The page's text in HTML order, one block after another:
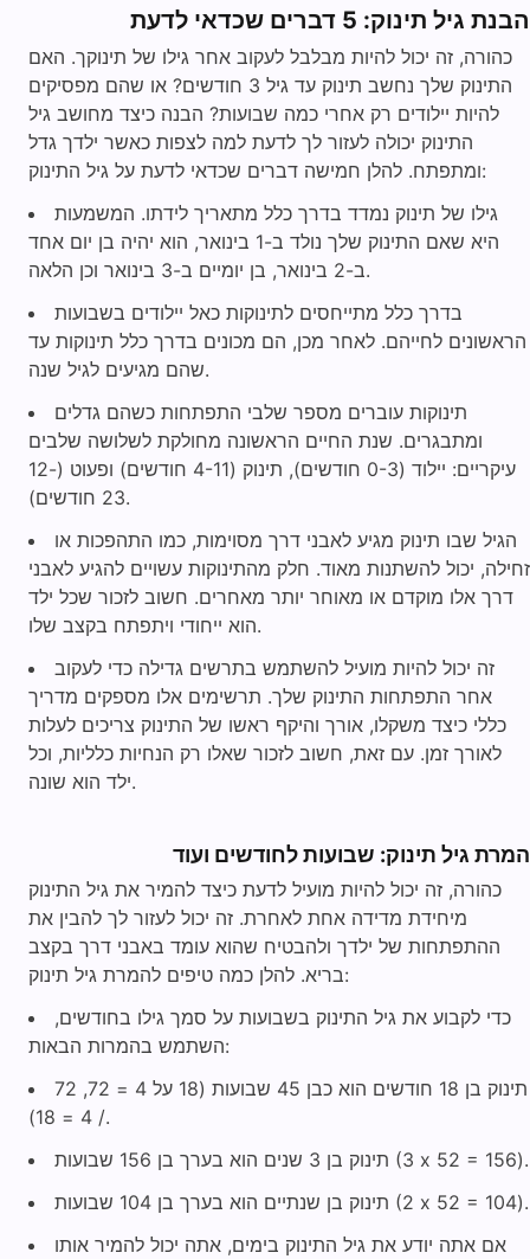
הבנת גיל תינוק: 5 דברים שכדאי לדעת
כהורה, זה יכול להיות מבלבל לעקוב אחר גילו של תינוקך. האם
התינוק שלך נחשב תינוק עד גיל 3 חודשים? או שהם מפסיקים
להיות יילודים רק אחרי כמה שבועות? הבנה כיצד מחושב גיל
התינוק יכולה לעזור לך לדעת למה לצפות כאשר ילדך גדל
ומתפתח. להלן חמישה דברים שכדאי לדעת על גיל התינוק:
גילו של תינוק נמדד בדרך כלל מתאריך לידתו. המשמעות
היא שאם התינוק שלך נולד ב-1 בינואר, הוא יהיה בן יום אחד
ב-2 בינואר, בן יומיים ב-3 בינואר וכן הלאה.
בדרך כלל מתייחסים לתינוקות כאל יילודים בשבועות
הראשונים לחייהם. לאחר מכן, הם מכונים בדרך כלל תינוקות עד
שהם מגיעים לגיל שנה.
תינוקות עוברים מספר שלבי התפתחות כשהם גדלים
ומתבגרים. שנת החיים הראשונה מחולקת לשלושה שלבים
עיקריים: יילוד (0-3 חודשים), תינוק (4-11 חודשים) ופעוט (12-
23 חודשים).
הגיל שבו תינוק מגיע לאבני דרך מסוימות, כמו התהפכות או
זחילה, יכול להשתנות מאוד. חלק מהתינוקות עשויים להגיע לאבני
דרך אלו מוקדם או מאוחר יותר מאחרים. חשוב לזכור שכל ילד
הוא ייחודי ויתפתח בקצב שלו.
זה יכול להיות מועיל להשתמש בתרשים גדילה כדי לעקוב
אחר התפתחות התינוק שלך. תרשימים אלו מספקים מדריך
כללי כיצד משקלו, אורך והיקף ראשו של התינוק צריכים לעלות
לאורך זמן. עם זאת, חשוב לזכור שאלו רק הנחיות כלליות, וכל
ילד הוא שונה.
המרת גיל תינוק: שבועות לחודשים ועוד
כהורה, זה יכול להיות מועיל לדעת כיצד להמיר את גיל התינוק
מיחידת מדידה אחת לאחרת. זה יכול לעזור לך להבין את
ההתפתחות של ילדך ולהבטיח שהוא עומד באבני דרך בקצב
בריא. להלן כמה טיפים להמרת גיל תינוק:
כדי לקבוע את גיל התינוק בשבועות על סמך גילו בחודשים,
השתמש בהמרות הבאות:
תינוק בן 18 חודשים הוא כבן 45 שבועות (18 על 4 = 72, 72
/ 4 = 18).
תינוק בן 3 שנים הוא בערך בן 156 שבועות (3 x 52 = 156).
תינוק בן שנתיים הוא בערך בן 104 שבועות (2 x 52 = 104).
אם אתה יודע את גיל התינוק בימים, אתה יכול להמיר אותו